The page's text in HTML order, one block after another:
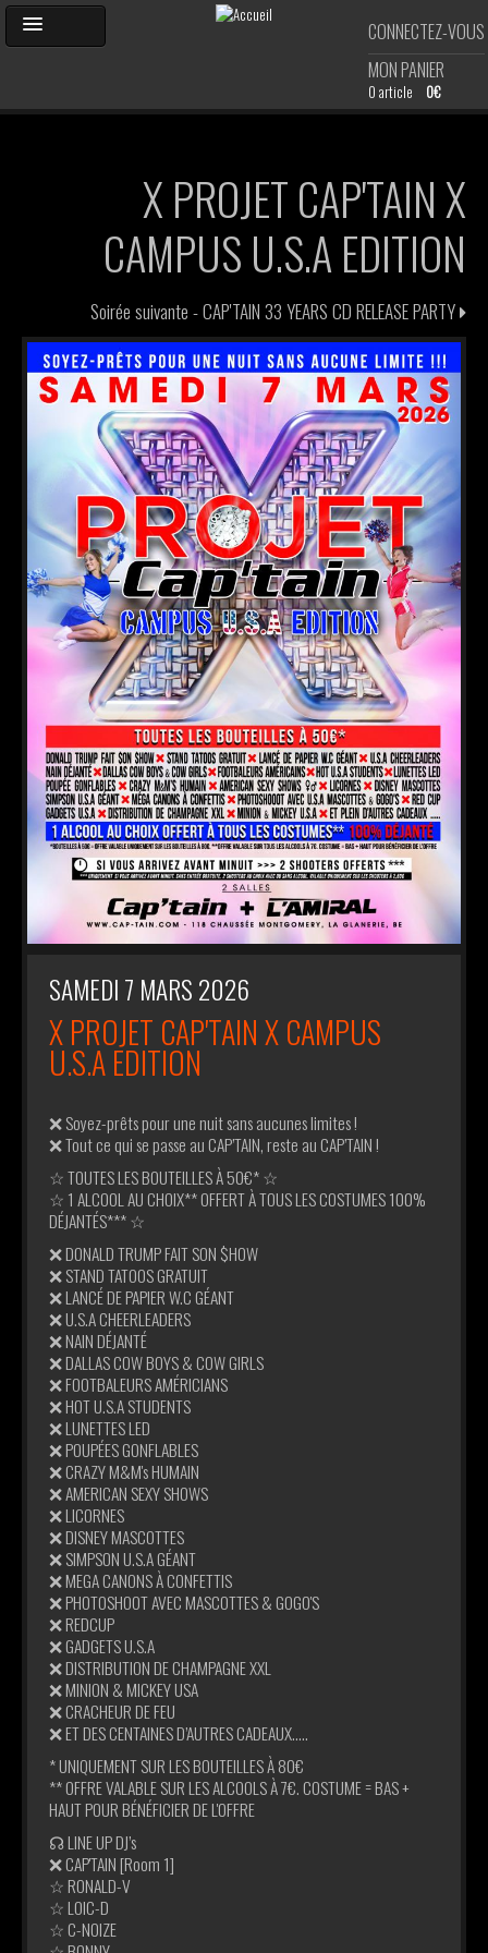
Aller
au
contenu
CONNECTEZ-VOUS
MON PANIER
0 article 0€
AGENDA
PHOTOS
SHOP
DJ'S
CARTE DE MEMBRE
VIP
JOB
X PROJET CAP'TAIN X
CAMPUS U.S.A EDITION
Soirée suivante -CAP'TAIN 33 YEARS CD RELEASE PARTY
SAMEDI 7 MARS 2026
X PROJET CAP'TAIN X CAMPUS
U.S.A EDITION
❌ Soyez-prêts pour une nuit sans aucunes limites !
❌ Tout ce qui se passe au CAP’TAIN, reste au CAP’TAIN !
☆ TOUTES LES BOUTEILLES À 50€* ☆
☆ 1 ALCOOL AU CHOIX** OFFERT À TOUS LES COSTUMES 100%
DÉJANTÉS*** ☆
❌ DONALD TRUMP FAIT SON $HOW
❌ STAND TATOOS GRATUIT
❌ LANCÉ DE PAPIER W.C GÉANT
❌ U.S.A CHEERLEADERS
❌ NAIN DÉJANTÉ
❌ DALLAS COW BOYS & COW GIRLS
❌ FOOTBALEURS AMÉRICIANS
❌ HOT U.S.A STUDENTS
❌ LUNETTES LED
❌ POUPÉES GONFLABLES
❌ CRAZY M&M's HUMAIN
❌ AMERICAN SEXY SHOWS
❌ LICORNES
❌ DISNEY MASCOTTES
❌ SIMPSON U.S.A GÉANT
❌ MEGA CANONS À CONFETTIS
❌ PHOTOSHOOT AVEC MASCOTTES & GOGO'S
❌ REDCUP
❌ GADGETS U.S.A
❌ DISTRIBUTION DE CHAMPAGNE XXL
❌ MINION & MICKEY USA
❌ CRACHEUR DE FEU
❌ ET DES CENTAINES D’AUTRES CADEAUX…..
* UNIQUEMENT SUR LES BOUTEILLES À 80€
** OFFRE VALABLE SUR LES ALCOOLS À 7€. COSTUME = BAS +
HAUT POUR BÉNÉFICIER DE L'OFFRE
☊ LINE UP DJ’s
❌ CAP'TAIN [Room 1]
☆ RONALD-V
☆ LOIC-D
☆ C-NOIZE